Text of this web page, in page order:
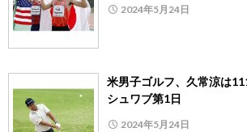
2024年5月24日
米男子ゴルフ、久常涼は
シュワブ第1日
2024年5月24日